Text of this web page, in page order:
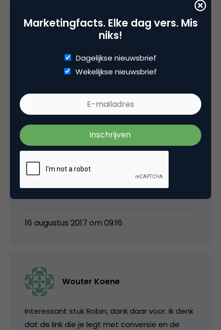
10 Reacties
Pieter
Ze blijven maar updaten bij Google.
Interessante ontwikkeling, al lijkt het erop dat
ze steeds meer bezoekers willen laten
16 augustus 2017 om 09:16
Wouter Koene
Interessant stuk Robin, dank daar voor. Ik denk
dat de link die je legt met conversie en de
Marketingfacts. Elke dag vers. Mis
niks!
Dagelijkse nieuwsbrief
Wekelijkse nieuwsbrief